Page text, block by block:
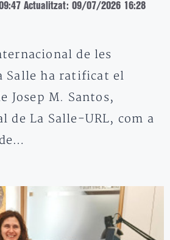
Actualitzat: 09/07/2026 16:28
de les
Salle ha ratificat el
Josep M. Santos,
de La Salle-URL, com a